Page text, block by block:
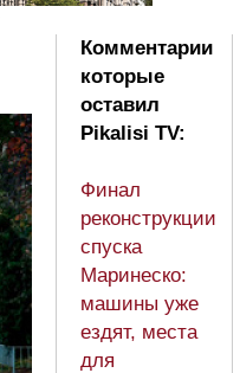
Комментарии
которые
оставил
Pikalisi TV:
Финал
реконструкции
спуска
Маринеско:
машины уже
ездят, места
для